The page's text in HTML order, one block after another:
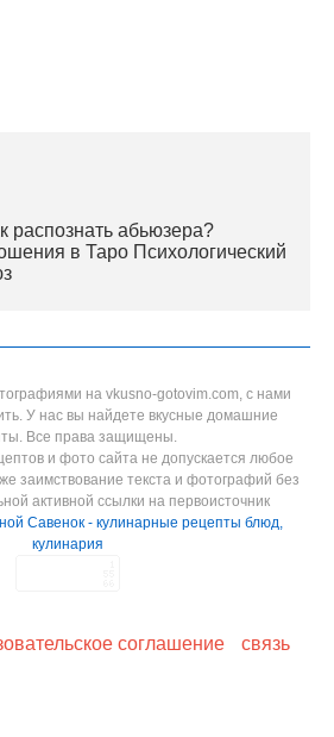
распознать абьюзера?
в Таро Психологический
на vkusno-gotovim.com, с нами
У нас вы найдете вкусные домашние
Все права защищены.
и фото сайта не допускается любое
заимствование текста и фотографий без
активной ссылки на первоисточник
Савенок - кулинарные рецепты блюд,
кулинария
соглашение связь